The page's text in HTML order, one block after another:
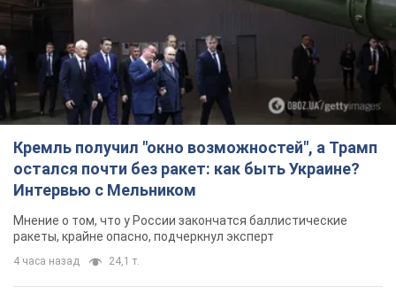
Кремль получил "окно возможностей", а Трамп
остался почти без ракет: как быть Украине?
Интервью с Мельником
Мнение о том, что у России закончатся баллистические
ракеты, крайне опасно, подчеркнул эксперт
4 часа назад 24,1 т.